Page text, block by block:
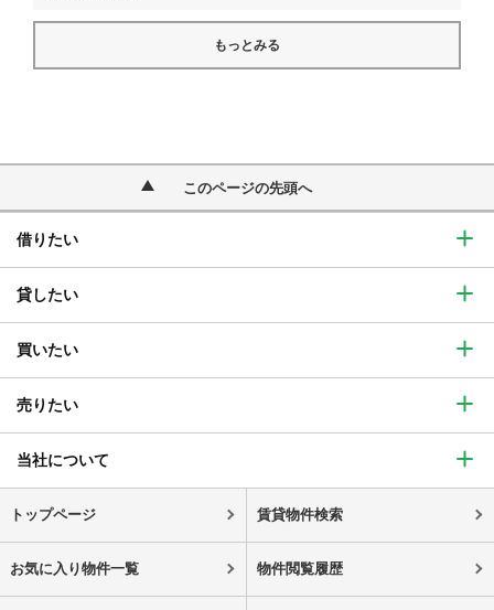
もっとみる
このページの先頭へ
借りたい
貸したい
買いたい
売りたい
当社について
トップページ 賃貸物件検索
お気に入り物件一覧 物件閲覧履歴